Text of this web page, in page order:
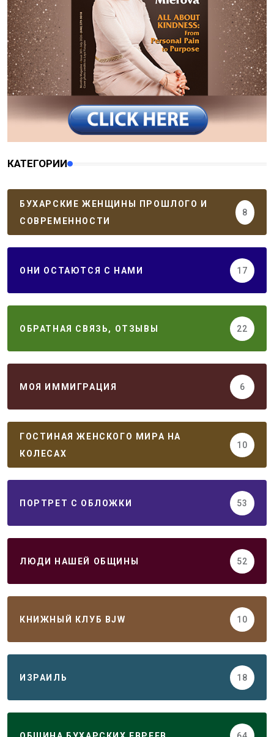
КАТЕГОРИИ
БУХАРСКИЕ ЖЕНЩИНЫ ПРОШЛОГО И
СОВРЕМЕННОСТИ
8
ОНИ ОСТАЮТСЯ С НАМИ 17
ОБРАТНАЯ СВЯЗЬ, ОТЗЫВЫ 22
МОЯ ИММИГРАЦИЯ 6
ГОСТИНАЯ ЖЕНСКОГО МИРА НА
КОЛЕСАХ
10
ПОРТРЕТ С ОБЛОЖКИ 53
ЛЮДИ НАШЕЙ ОБЩИНЫ 52
КНИЖНЫЙ КЛУБ BJW 10
ИЗРАИЛЬ 18